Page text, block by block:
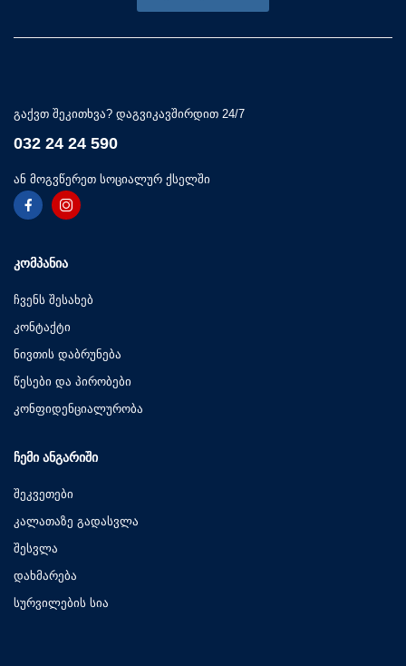
გაქვთ შეკითხვა? დაგვიკავშირდით 24/7
032 24 24 590
ან მოგვწერეთ სოციალურ ქსელში
ᲙᲝᲛᲞᲐᲜᲘᲐ
ჩვენს შესახებ
კონტაქტი
ნივთის დაბრუნება
წესები და პირობები
კონფიდენციალურობა
ᲩᲔᲛᲘ ᲐᲜᲒᲐᲠᲘᲨᲘ
შეკვეთები
კალათაზე გადასვლა
შესვლა
დახმარება
სურვილების სია